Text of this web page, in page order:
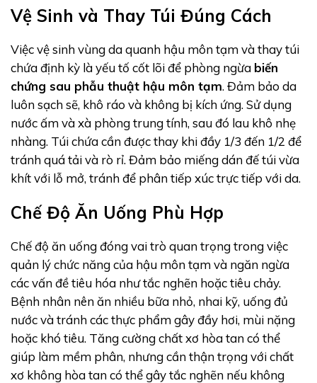
Vệ Sinh và Thay Túi Đúng Cách
Việc vệ sinh vùng da quanh hậu môn tạm và thay túi
chứa định kỳ là yếu tố cốt lõi để phòng ngừa biến
chứng sau phẫu thuật hậu môn tạm. Đảm bảo da
luôn sạch sẽ, khô ráo và không bị kích ứng. Sử dụng
nước ấm và xà phòng trung tính, sau đó lau khô nhẹ
nhàng. Túi chứa cần được thay khi đầy 1/3 đến 1/2 để
tránh quá tải và rò rỉ. Đảm bảo miếng dán đế túi vừa
khít với lỗ mở, tránh để phân tiếp xúc trực tiếp với da.
Chế Độ Ăn Uống Phù Hợp
Chế độ ăn uống đóng vai trò quan trọng trong việc
quản lý chức năng của hậu môn tạm và ngăn ngừa
các vấn đề tiêu hóa như tắc nghẽn hoặc tiêu chảy.
Bệnh nhân nên ăn nhiều bữa nhỏ, nhai kỹ, uống đủ
nước và tránh các thực phẩm gây đầy hơi, mùi nặng
hoặc khó tiêu. Tăng cường chất xơ hòa tan có thể
giúp làm mềm phân, nhưng cần thận trọng với chất
xơ không hòa tan có thể gây tắc nghẽn nếu không